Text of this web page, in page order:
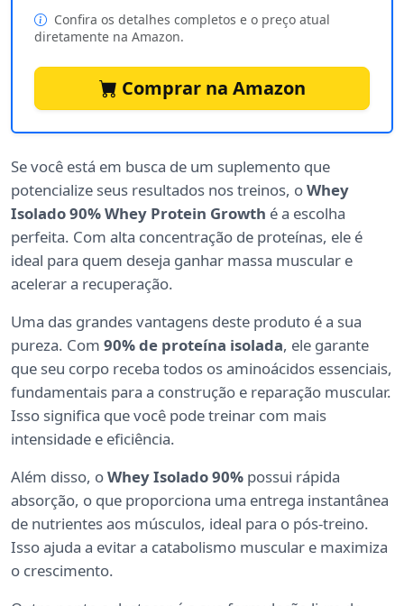
Confira os detalhes completos e o preço atual
diretamente na Amazon.
Comprar na Amazon
Se você está em busca de um suplemento que
potencialize seus resultados nos treinos, oWhey
Isolado 90% Whey Protein Growth é a escolha
perfeita. Com alta concentração de proteínas, ele é
ideal para quem deseja ganhar massa muscular e
acelerar a recuperação.
Uma das grandes vantagens deste produto é a sua
pureza. Com 90% de proteína isolada, ele garante
que seu corpo receba todos os aminoácidos essenciais,
fundamentais para a construção e reparação muscular.
Isso significa que você pode treinar com mais
intensidade e eficiência.
Além disso, oWhey Isolado 90% possui rápida
absorção, o que proporciona uma entrega instantânea
de nutrientes aos músculos, ideal para o pós-treino.
Isso ajuda a evitar a catabolismo muscular e maximiza
o crescimento.